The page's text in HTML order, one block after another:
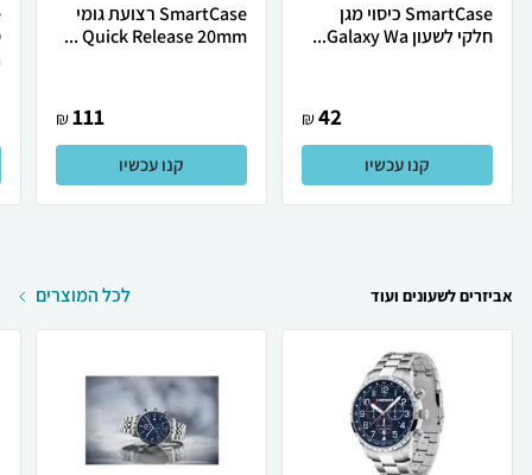
SmartCase כיסוי מגן
חלקי לשעון Galaxy Wa...
42
₪
קנו עכשיו
SmartCase רצועת גומי
Quick Release 20mm ...
111
₪
קנו עכשיו
אביזרים לשעונים ועוד לכל המוצרים